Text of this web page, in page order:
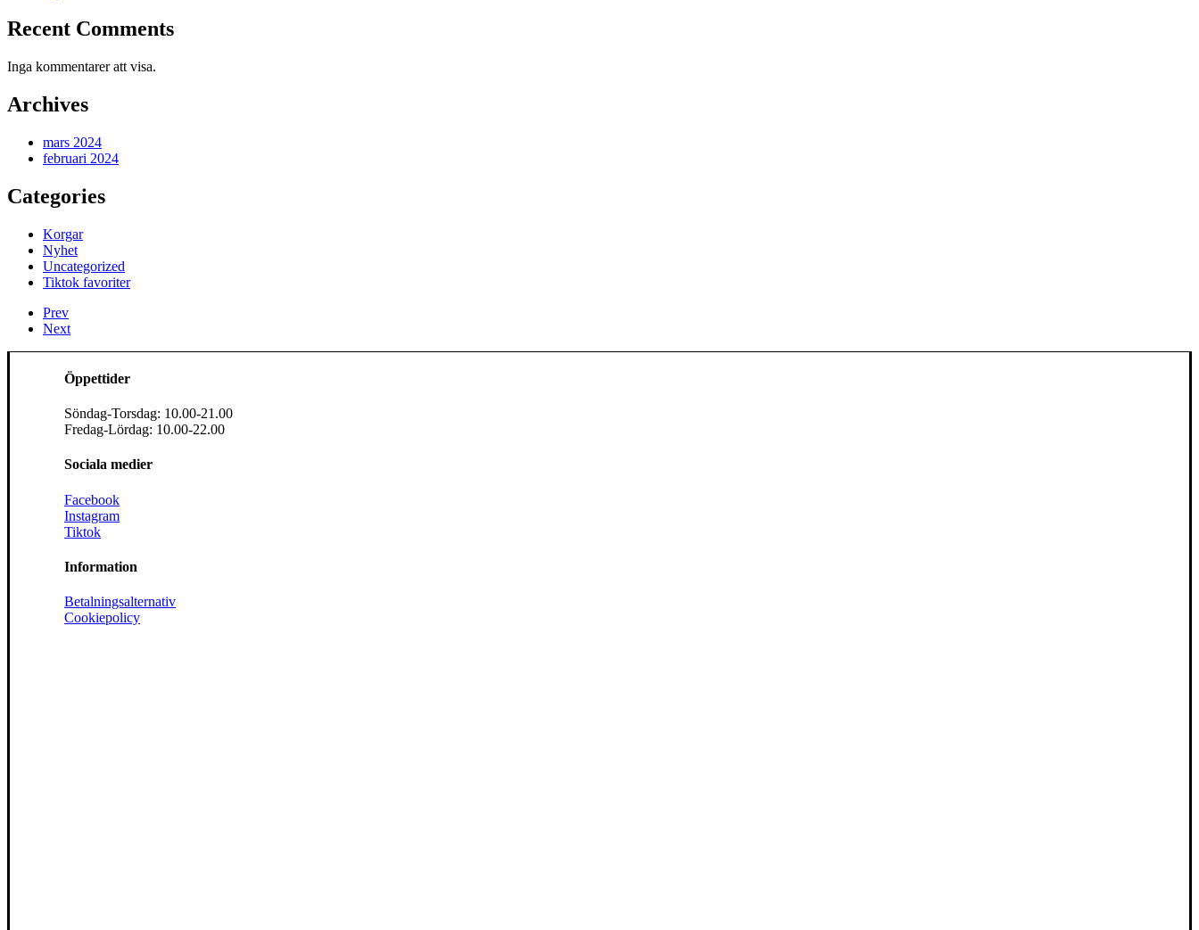
Recent Comments
Inga kommentarer att visa.
Archives
mars 2024
februari 2024
Categories
Korgar
Nyhet
Uncategorized
Tiktok favoriter
Prev
Next
Öppettider
Söndag-Torsdag: 10.00-21.00
Fredag-Lördag: 10.00-22.00
Sociala medier
Facebook
Instagram
Tiktok
Information
Betalningsalternativ
Cookiepolicy